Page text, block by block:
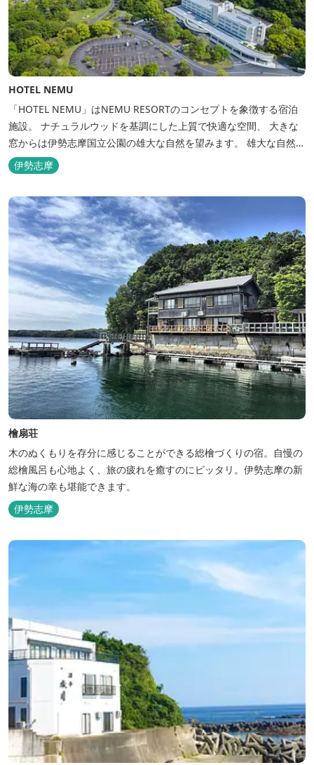
HOTEL NEMU
「HOTEL NEMU」はNEMU RESORTのコンセプトを象徴する宿泊
施設。 ナチュラルウッドを基調にした上質で快適な空間、 大きな
窓からは伊勢志摩国立公園の雄大な自然を望みます。 雄大な自然を
肌で感じるアクティビティや、食材にこだわった旬のお料理、この
地に湧き出る温泉… ここでしかできない「伊勢志摩の恵みあふれ
る」癒しの旅をぜひゆったりとお愉しみください。
伊勢志摩
檜扇荘
木のぬくもりを存分に感じることができる総檜づくりの宿。自慢の
総檜風呂も心地よく、旅の疲れを癒すのにピッタリ。伊勢志摩の新
鮮な海の幸も堪能できます。
伊勢志摩